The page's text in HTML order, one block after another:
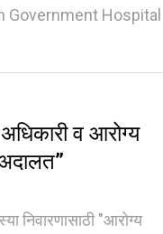
Government Hospital
व आरोग्य
अदालत”
निवारणासाठी "आरोग्य